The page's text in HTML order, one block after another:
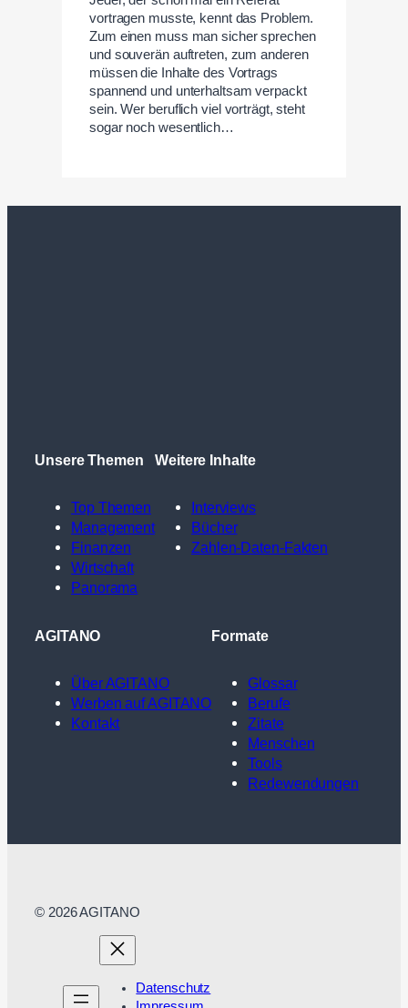
vortragen musste, kennt das Problem.
Zum einen muss man sicher sprechen
und souverän auftreten, zum anderen
müssen die Inhalte des Vortrags
spannend und unterhaltsam verpackt
sein. Wer beruflich viel vorträgt, steht
sogar noch wesentlich…
Unsere Themen
Top Themen
Management
Finanzen
Wirtschaft
Panorama
Weitere Inhalte
Interviews
Bücher
Zahlen-Daten-Fakten
AGITANO
Über AGITANO
Werben auf AGITANO
Kontakt
Formate
Glossar
Berufe
Zitate
Menschen
Tools
Redewendungen
© 2026 AGITANO
Datenschutz